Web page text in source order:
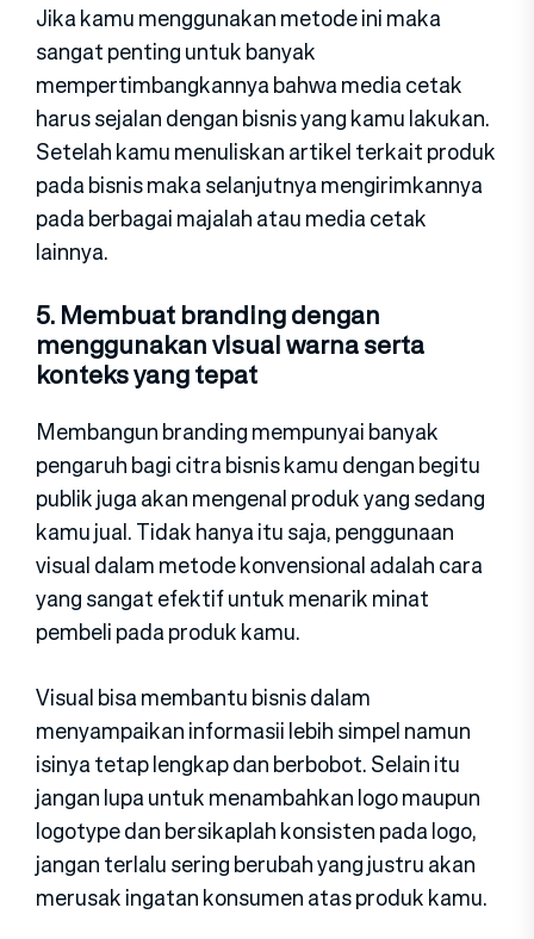
Jika kamu menggunakan metode ini maka
sangat penting untuk banyak
mempertimbangkannya bahwa media cetak
harus sejalan dengan bisnis yang kamu lakukan.
Setelah kamu menuliskan artikel terkait produk
pada bisnis maka selanjutnya mengirimkannya
pada berbagai majalah atau media cetak
lainnya.
5. Membuat branding dengan
menggunakan visual warna serta
konteks yang tepat
Membangun branding mempunyai banyak
pengaruh bagi citra bisnis kamu dengan begitu
publik juga akan mengenal produk yang sedang
kamu jual. Tidak hanya itu saja, penggunaan
visual dalam metode konvensional adalah cara
yang sangat efektif untuk menarik minat
pembeli pada produk kamu.
Visual bisa membantu bisnis dalam
menyampaikan informasii lebih simpel namun
isinya tetap lengkap dan berbobot. Selain itu
jangan lupa untuk menambahkan logo maupun
logotype dan bersikaplah konsisten pada logo,
jangan terlalu sering berubah yang justru akan
merusak ingatan konsumen atas produk kamu.